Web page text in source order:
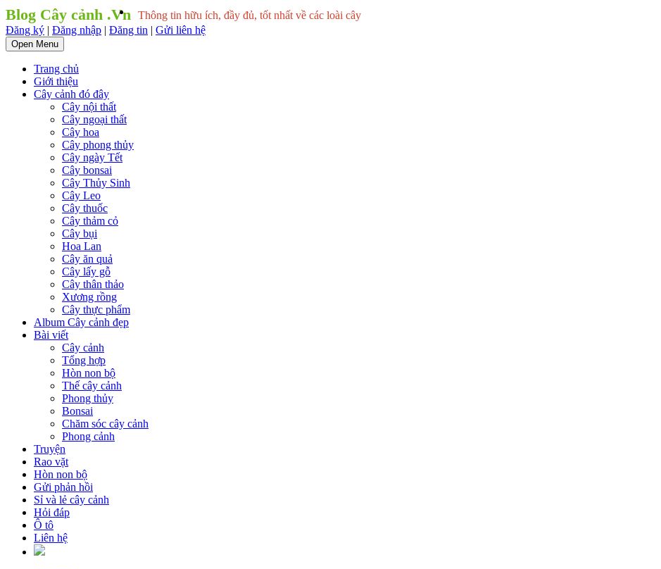
Blog Cây cảnh .Vn Thông tin hữu ích, đầy đủ, tốt nhất về các loài cây
Đăng ký | Đăng nhập | Đăng tin | Gửi liên hệ
Open Menu
Trang chủ
Giới thiệu
Cây cảnh đó đây
Cây nội thất
Cây ngoại thất
Cây hoa
Cây phong thủy
Cây ngày Tết
Cây bonsai
Cây Thủy Sinh
Cây Leo
Cây thuốc
Cây thảm cỏ
Cây bụi
Hoa Lan
Cây ăn quả
Cây lấy gỗ
Cây thân thảo
Xương rồng
Cây thực phẩm
Album Cây cảnh đẹp
Bài viết
Cây cảnh
Tổng hợp
Hòn non bộ
Thế cây cảnh
Phong thủy
Bonsai
Chăm sóc cây cảnh
Phong cảnh
Truyện
Rao vặt
Hòn non bộ
Gửi phản hồi
Sỉ và lẻ cây cảnh
Hỏi đáp
Ô tô
Liên hệ